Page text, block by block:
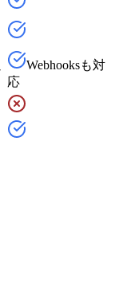
Webhooksも対
応